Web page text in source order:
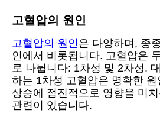
고혈압의 원인
고혈압의 원인은 다양하며, 종
인에서 비롯됩니다. 고혈압은
로 나뉩니다: 1차성 및 2차성.
하는 1차성 고혈압은 명확한
상승에 점진적으로 영향을 미
관련이 있습니다.